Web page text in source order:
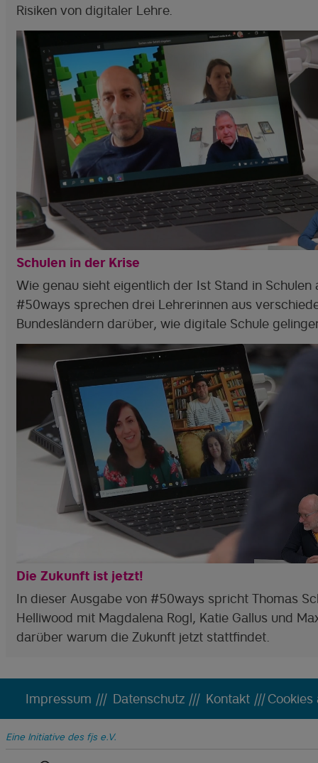
Risiken von digitaler Lehre.
Schulen in der Krise
Wie genau sieht eigentlich der Ist Stand in Schulen
#50ways sprechen drei Lehrerinnen aus
Bundesländern darüber, wie digitale Schule
Die Zukunft ist jetzt!
In dieser Ausgabe von #50ways spricht Thomas
Helliwood mit Magdalena Rogl, Katie Gallus und
darüber warum die Zukunft jetzt stattfindet.
Impressum ||| Datenschutz||| Kontakt|||Cookies
Eine Initiative des fjs e.V.